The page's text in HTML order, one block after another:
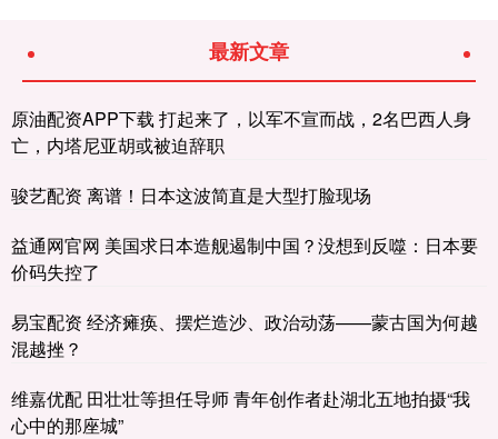
最新文章
原油配资APP下载 打起来了，以军不宣而战，2名巴西人身
亡，内塔尼亚胡或被迫辞职
骏艺配资 离谱！日本这波简直是大型打脸现场
益通网官网 美国求日本造舰遏制中国？没想到反噬：日本要
价码失控了
易宝配资 经济瘫痪、摆烂造沙、政治动荡——蒙古国为何越
混越挫？
维嘉优配 田壮壮等担任导师 青年创作者赴湖北五地拍摄“我
心中的那座城”